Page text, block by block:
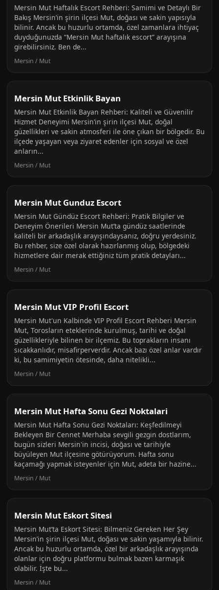
Mersin Mut Haftalık Escort Rehberi: Samimi ve Detaylı Bir
Bakış Mersin’in şirin ilçesi Mut, doğası ve sakin yapısıyla
bilinir. Ancak bu huzurlu ortamda, özel zamanlara ihtiyaç
duyduğunuzda “Mersin Mut haftalık escort” arayışına
girebilirsiniz. Ben de...
Mersin / Mut
Mersin Mut Etkinlik Bayan
Mersin Mut Etkinlik Bayan Rehberi: Kaliteli ve Güvenilir
Hizmet Deneyimi Mersin’in şirin ilçesi Mut, doğal
güzellikleri ve sakin atmosferi ile öne çıkan bir bölgedir. Bu
ilçede yaşayan veya ziyaret edenler için sosyal ve özel
anların...
Mersin / Mut
Mersin Mut Gunduz Escort
Mersin Mut Gündüz Escort Rehberi: Pratik Bilgiler ve
Deneyim Önerileri Mersin Mut’ta gündüz saatlerinde
kaliteli bir arkadaşlık arayışındaysanız, doğru yerdesiniz.
Bu rehber, size özel olarak hazırlanmış olup, bölgedeki
hizmetlere dair merak ettiğiniz tüm pratik detayları...
Mersin / Mut
Mersin Mut VIP Profil Escort
Mersin Mut'un Kalbinde VIP Profil Escort Rehberi Mersin
Mut, Torosların eteklerinde kurulmuş, tarihi ve doğal
güzellikleriyle bilinen bir ilçemiz. Bu toprakların insanı
sıcakkanlıdır, misafirperverdir. Ancak bazı özel anlar vardır
ki, bu samimiyetin ötesinde, daha nitelikli...
Mersin / Mut
Mersin Mut Hafta Sonu Gezi Noktalari
Mersin Mut Hafta Sonu Gezi Noktaları: Keşfedilmeyi
Bekleyen Bir Cennet Merhaba sevgili gezgin dostlarım,
bugün sizleri Mersin'in incisi, doğası ve tarihiyle
büyüleyen Mut ilçesine götürüyorum. Hafta sonu
kaçamağı yapmak isteyenler için Mut, adeta bir hazine...
Mersin / Mut
Mersin Mut Eskort Sitesi
Mersin Mut’ta Eskort Sitesi: Bilmeniz Gereken Her Şey
Mersin’in şirin ilçesi Mut, doğası ve sakin yaşamıyla bilinir.
Ancak bu huzurlu ortamda, özel bir arkadaşlık arayışında
olanlar için doğru platformu bulmak bazen karmaşık
olabilir. İşte bu...
Mersin / Mut